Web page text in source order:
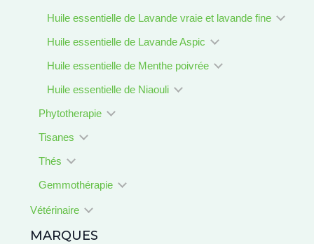
Huile essentielle de Lavande vraie et lavande fine
Huile essentielle de Lavande Aspic
Huile essentielle de Menthe poivrée
Huile essentielle de Niaouli
Phytotherapie
Tisanes
Thés
Gemmothérapie
Vétérinaire
MARQUES